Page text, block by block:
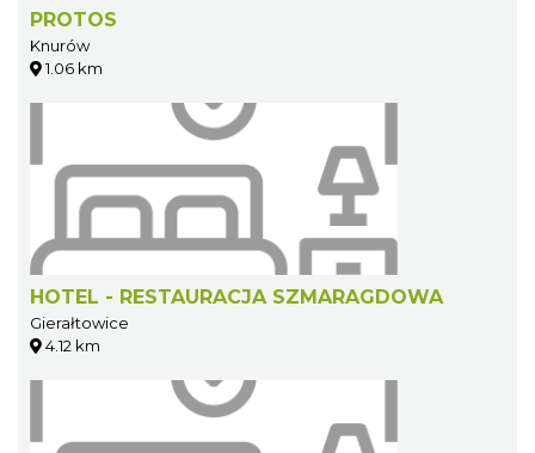
PROTOS
Knurów
1.06 km
HOTEL - RESTAURACJA SZMARAGDOWA
Gierałtowice
4.12 km